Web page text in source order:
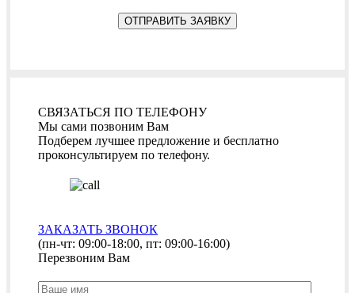
СВЯЗАТЬСЯ ПО ТЕЛЕФОНУ
Мы сами позвоним Вам
Подберем лучшее предложение и бесплатно
проконсультируем по телефону.
ЗАКАЗАТЬ ЗВОНОК
(пн-чт: 09:00-18:00, пт: 09:00-16:00)
Перезвоним Вам